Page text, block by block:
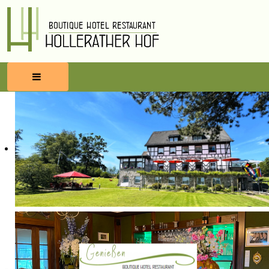
RESERVIEREN
ESSEN & TRINKEN
WELLNESS
UMBEGUNG